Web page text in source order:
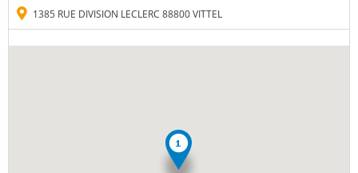
1385 RUE DIVISION LECLERC 88800 VITTEL